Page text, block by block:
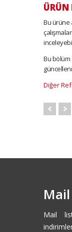
ÜRÜN
Bu ürüne
Bu bölüm
Diğer
Mail
Mail